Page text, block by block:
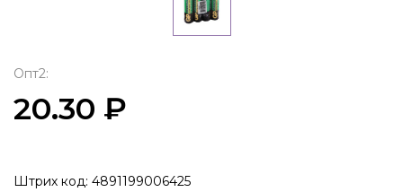
Опт2:
20.30 ₽
Штрих код: 4891199006425